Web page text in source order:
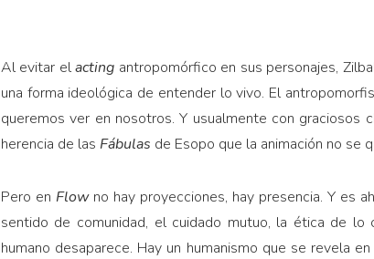
Al evitar elacting antropomórfico en sus personajes,
una forma ideológica de entender lo vivo. El
queremos ver en nosotros. Y usualmente con graciosos
herencia de las Fábulas de Esopo que la animación no se
Pero en Flow no hay proyecciones, hay presencia. Y es
sentido de comunidad, el cuidado mutuo, la ética de
humano desaparece. Hay un humanismo que se revela